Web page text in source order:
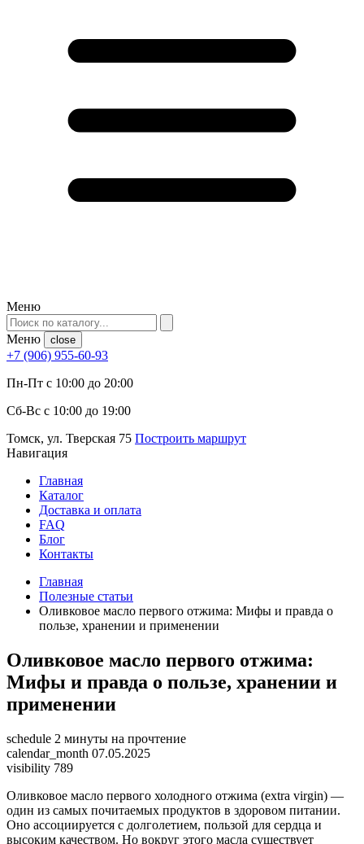
Меню
Меню close
+7 (906) 955-60-93
Пн-Пт с 10:00 до 20:00
Сб-Вс с 10:00 до 19:00
Томск, ул. Тверская 75 Построить маршрут
Навигация
Главная
Каталог
Доставка и оплата
FAQ
Блог
Контакты
Главная
Полезные статьи
Оливковое масло первого отжима: Мифы и правда о
пользе, хранении и применении
Оливковое масло первого отжима:
Мифы и правда о пользе, хранении и
применении
schedule 2 минуты на прочтение
calendar_month 07.05.2025
visibility 789
Оливковое масло первого холодного отжима (extra virgin) —
один из самых почитаемых продуктов в здоровом питании.
Оно ассоциируется с долголетием, пользой для сердца и
высоким качеством. Но вокруг этого масла существует